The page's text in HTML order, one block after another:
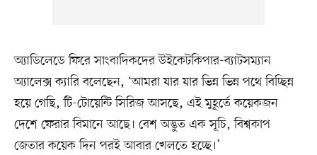
অ্যাডিলেডে ফিরে সাংবাদিকদের উইকেটকিপার-ব্যাটসম্যান
অ্যালেক্স ক্যারি বলেছেন, ‘আমরা যার যার ভিন্ন ভিন্ন পথে বিচ্ছিন্ন
হয়ে গেছি, টি-টোয়েন্টি সিরিজ আসছে, এই মুহূর্তে কয়েকজন
দেশে ফেরার বিমানে আছে। বেশ অদ্ভুত এক সূচি, বিশ্বকাপ
জেতার কয়েক দিন পরই আবার খেলতে হচ্ছে।’